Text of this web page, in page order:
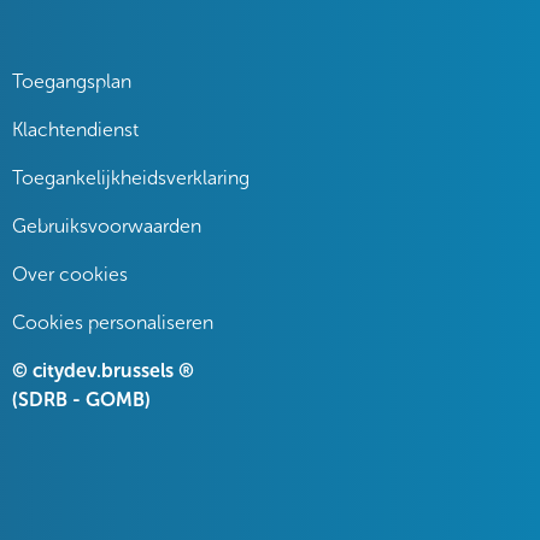
Toegangsplan
Klachtendienst
Toegankelijkheidsverklaring
Gebruiksvoorwaarden
Over cookies
Cookies personaliseren
© citydev.brussels ®
(SDRB - GOMB)